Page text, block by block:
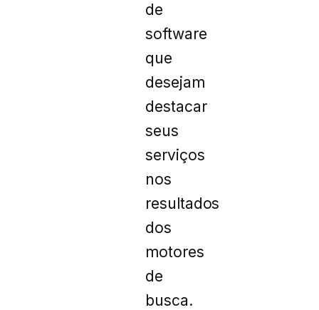
de
software
que
desejam
destacar
seus
serviços
nos
resultados
dos
motores
de
busca.